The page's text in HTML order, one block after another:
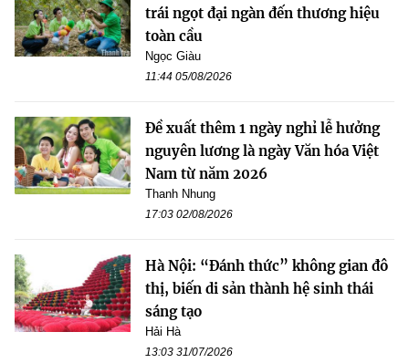
trái ngọt đại ngàn đến thương hiệu
toàn cầu
Ngọc Giàu
11:44 05/08/2026
Đề xuất thêm 1 ngày nghỉ lễ hưởng
nguyên lương là ngày Văn hóa Việt
Nam từ năm 2026
Thanh Nhung
17:03 02/08/2026
Hà Nội: “Đánh thức” không gian đô
thị, biến di sản thành hệ sinh thái
sáng tạo
Hải Hà
13:03 31/07/2026